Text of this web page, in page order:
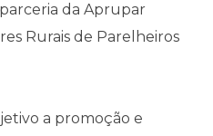
da Aprupar
Rurais de Parelheiros
a promoção e